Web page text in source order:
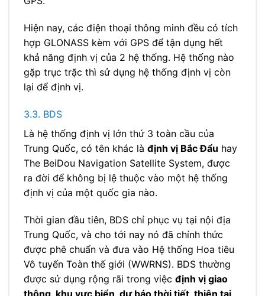
Hiện nay, các điện thoại thông minh đều có tích
hợp GLONASS kèm với GPS để tận dụng hết
khả năng định vị của 2 hệ thống. Hệ thống nào
gặp trục trặc thì sử dụng hệ thống định vị còn
lại để định vị.
3.3. BDS
Là hệ thống định vị lớn thứ 3 toàn cầu của
Trung Quốc, có tên khác là định vị Bắc Đẩu hay
The BeiDou Navigation Satellite System, được
ra đời để không bị lệ thuộc vào một hệ thống
định vị của một quốc gia nào.
Thời gian đầu tiên, BDS chỉ phục vụ tại nội địa
Trung Quốc, và cho tới nay nó đã chính thức
được phê chuẩn và đưa vào Hệ thống Hoa tiêu
Vô tuyến Toàn thế giới (WWRNS). BDS thường
được sử dụng rộng rãi trong việc định vị giao
thông, khu vực biển, dự báo thời tiết, thiên tai,